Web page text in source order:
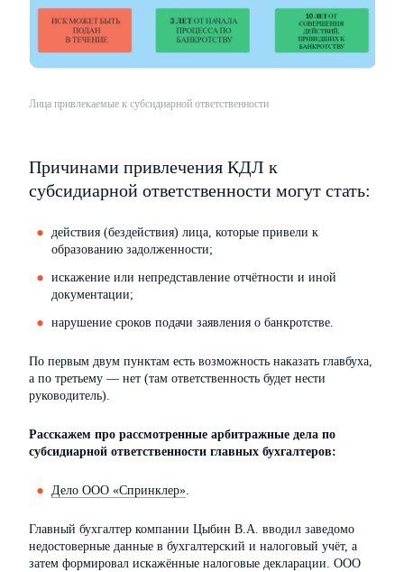
Лица привлекаемые к субсидиарной ответственности
Причинами привлечения КДЛ к
субсидиарной ответственности могут стать:
действия (бездействия) лица, которые привели к
образованию задолженности;
искажение или непредставление отчётности и иной
документации;
нарушение сроков подачи заявления о банкротстве.
По первым двум пунктам есть возможность наказать главбуха,
а по третьему — нет (там ответственность будет нести
руководитель).
Расскажем про рассмотренные арбитражные дела по
субсидиарной ответственности главных бухгалтеров:
Дело ООО «Спринклер»
Главный бухгалтер компании Цыбин В.А. вводил заведомо
недостоверные данные в бухгалтерский и налоговый учёт, а
затем формировал искажённые налоговые декларации. ООО